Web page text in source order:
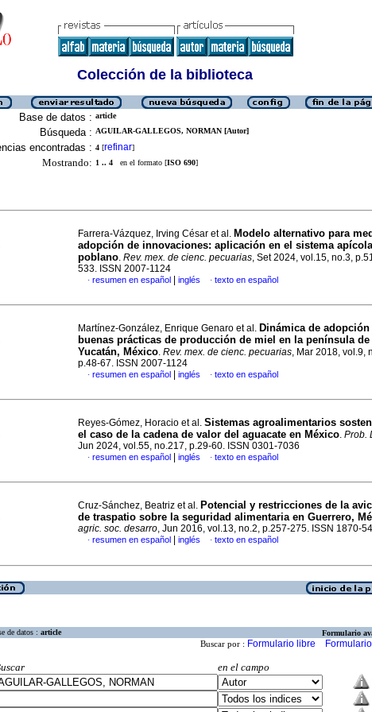
Colección de la biblioteca
Base de datos : article
Búsqueda : AGUILAR-GALLEGOS, NORMAN [Autor]
encontradas : 4 [refinar]
Mostrando: 1 .. 4 en el formato [ISO 690]
Farrera-Vázquez, Irving César et al. Modelo alternativo para
adopción de innovaciones: aplicación en el sistema apícola
poblano. Rev. mex. de cienc. pecuarias, Set 2024, vol.15, no.3,
533. ISSN 2007-1124
· resumen en español inglés · texto en español
Martínez-González, Enrique Genaro et al. Dinámica de adopción
buenas prácticas de producción de miel en la península de
Yucatán, México. Rev. mex. de cienc. pecuarias, Mar 2018, vol.9,
p.48-67. ISSN 2007-1124
· resumen en español inglés · texto en español
Reyes-Gómez, Horacio et al. Sistemas agroalimentarios
el caso de la cadena de valor del aguacate en México. Prob.
Jun 2024, vol.55, no.217, p.29-60. ISSN 0301-7036
· resumen en español inglés · texto en español
Cruz-Sánchez, Beatriz et al. Potencial y restricciones de la
de traspatio sobre la seguridad alimentaria en Guerrero,
agric. soc. desarro, Jun 2016, vol.13, no.2, p.257-275. ISSN 1870-
· resumen en español inglés · texto en español
de datos : article Formulario
Buscar por : Formulario libre
en el campo